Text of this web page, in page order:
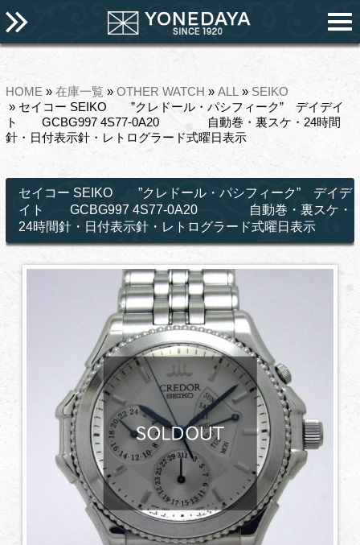
HOME » 在庫一覧 » OTHER WATCH » ALL » SEIKO
» セイコー SEIKO ”クレドール・パシフィーク” デイデイ
ト GCBG997 4S77-0A20 自動巻・裏スケ・24時間
針・日付表示針・レトログラード式曜日表示
セイコー SEIKO ”クレドール・パシフィーク” デイデ
イト GCBG997 4S77-0A20 自動巻・裏スケ・
24時間針・日付表示針・レトログラード式曜日表示